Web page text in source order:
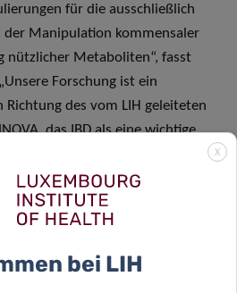
für die ausschließlich
der Manipulation kommensaler
nützlicher Metaboliten“, fasst
Forschung ist ein
des vom LIH geleiteten
das IBD als eine wichtige
IBD weiterhin globale
bietet unsere Forschung
Verständnis und die
Krankheiten
X
bei LIH